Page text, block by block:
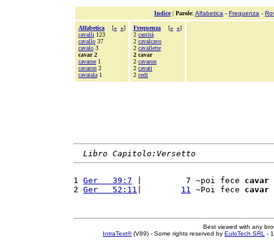
Indice| Parole: Alfabetica - Frequenza -
Alfabetica [« »]
cavalli 123
cavallo 37
cavalo 3
cavar 2
cavarne 1
cavaron 2
cavatala 1
Frequenza [« »]
2 castità
2 cavalcavo
2 cavallette
2 cavar
2 cavaron
2 cavati
2 cedi
Libro Capitolo:Versetto
1 Ger   39:7 |         7 ~poi fece cavar
2 Ger   52:11 11 ~Poi fece cavar
Best viewed with any
IntraText®(V89) - Some rights reserved by EuloTech SRL -